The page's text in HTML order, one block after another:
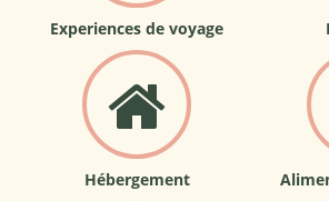
Experiences de voyage
Hébergement